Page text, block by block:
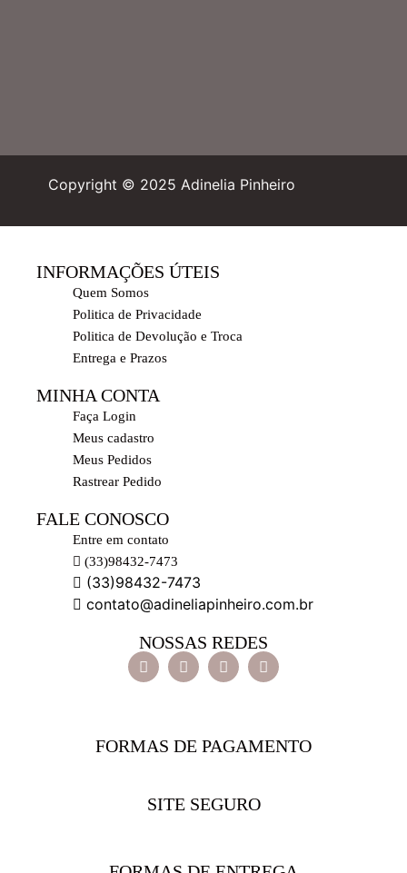
Copyright © 2025 Adinelia Pinheiro
INFORMAÇÕES ÚTEIS
Quem Somos
Politica de Privacidade
Politica de Devolução e Troca
Entrega e Prazos
MINHA CONTA
Faça Login
Meus cadastro
Meus Pedidos
Rastrear Pedido
FALE CONOSCO
Entre em contato
(33)98432-7473
(33)98432-7473
contato@adineliapinheiro.com.br
NOSSAS REDES
FORMAS DE PAGAMENTO
SITE SEGURO